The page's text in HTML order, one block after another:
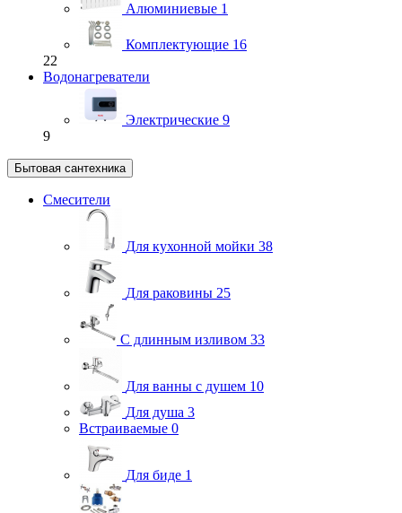
Алюминиевые 1
Комплектующие 16
22
Водонагреватели
Электрические 9
9
Бытовая сантехника
Смесители
Для кухонной мойки 38
Для раковины 25
С длинным изливом 33
Для ванны с душем 10
Для душа 3
Встраиваемые 0
Для биде 1